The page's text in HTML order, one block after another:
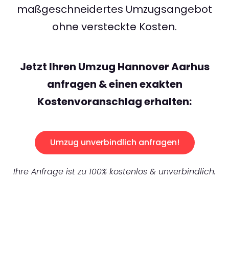
maßgeschneidertes Umzugsangebot
ohne versteckte Kosten.
Jetzt Ihren Umzug Hannover Aarhus
anfragen & einen exakten
Kostenvoranschlag erhalten:
Umzug unverbindlich anfragen!
Ihre Anfrage ist zu 100% kostenlos & unverbindlich.